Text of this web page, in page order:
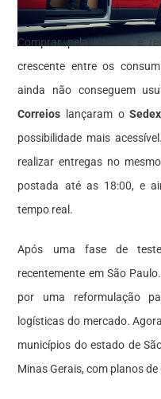
Comprar pela internet e
crescente entre os
ainda não conseguem
Correios lançaram o
possibilidade mais
realizar entregas no
postada até as 18:00, e
tempo real.
Após uma fase de
recentemente em São
por uma reformulação
logísticas do mercado.
municípios do estado de
Minas Gerais, com planos